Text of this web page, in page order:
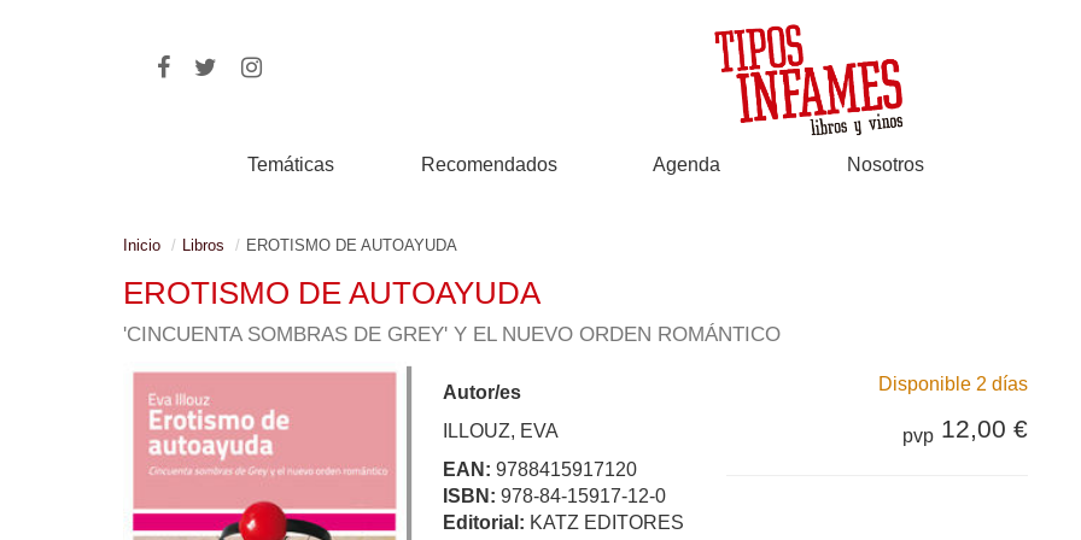
Temáticas Recomendados Agenda Nosotros
Inicio Libros EROTISMO DE AUTOAYUDA
EROTISMO DE AUTOAYUDA
'CINCUENTA SOMBRAS DE GREY' Y EL NUEVO ORDEN ROMÁNTICO
Autor/es
ILLOUZ, EVA
EAN: 9788415917120
ISBN: 978-84-15917-12-0
Editorial: KATZ EDITORES
Disponible 2 días
pvp 12,00 €